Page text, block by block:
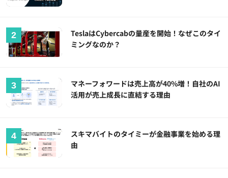
TeslaはCybercabの量産を開始！なぜこのタイ
ミングなのか？
マネーフォワードは売上高が40%増！自社のAI
活用が売上成長に直結する理由
スキマバイトのタイミーが金融事業を始める理
由